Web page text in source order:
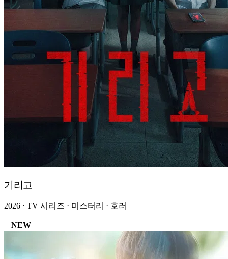
기리고
2026 · TV 시리즈 · 미스터리 · 호러
NEW